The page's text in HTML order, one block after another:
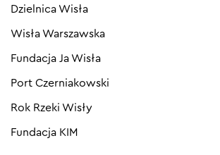
Dzielnica Wisła
Wisła Warszawska
Fundacja Ja Wisła
Port Czerniakowski
Rok Rzeki Wisły
Fundacja KIM